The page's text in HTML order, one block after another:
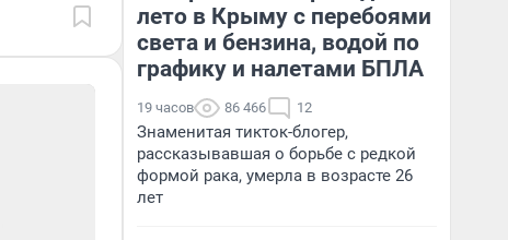
лето в Крыму с перебоями
света и бензина, водой по
графику и налетами БПЛА
19 часов 86 466 12
Знаменитая тикток-блогер,
рассказывавшая о борьбе с редкой
формой рака, умерла в возрасте 26
лет